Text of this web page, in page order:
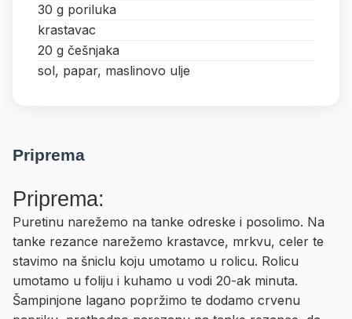
30 g poriluka
krastavac
20 g češnjaka
sol, papar, maslinovo ulje
Priprema
Priprema:
Puretinu narežemo na tanke odreske i posolimo. Na
tanke rezance narežemo krastavce, mrkvu, celer te
stavimo na šniclu koju umotamo u rolicu. Rolicu
umotamo u foliju i kuhamo u vodi 20-ak minuta.
Šampinjone lagano popržimo te dodamo crvenu